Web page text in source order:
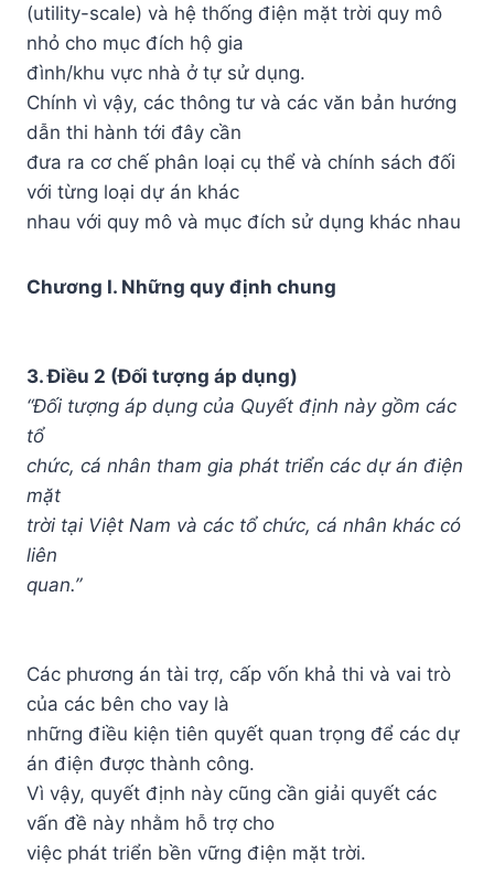
(utility-scale) và hệ thống điện mặt trời quy mô
nhỏ cho mục đích hộ gia
đình/khu vực nhà ở tự sử dụng.
Chính vì vậy, các thông tư và các văn bản hướng
dẫn thi hành tới đây cần
đưa ra cơ chế phân loại cụ thể và chính sách đối
với từng loại dự án khác
nhau với quy mô và mục đích sử dụng khác nhau
Chương I. Những quy định chung
3. Điều 2 (Đối tượng áp dụng)
“Đối tượng áp dụng của Quyết định này gồm các
tổ
chức, cá nhân tham gia phát triển các dự án điện
mặt
trời tại Việt Nam và các tổ chức, cá nhân khác có
liên
quan.”
Các phương án tài trợ, cấp vốn khả thi và vai trò
của các bên cho vay là
những điều kiện tiên quyết quan trọng để các dự
án điện được thành công.
Vì vậy, quyết định này cũng cần giải quyết các
vấn đề này nhằm hỗ trợ cho
việc phát triển bền vững điện mặt trời.